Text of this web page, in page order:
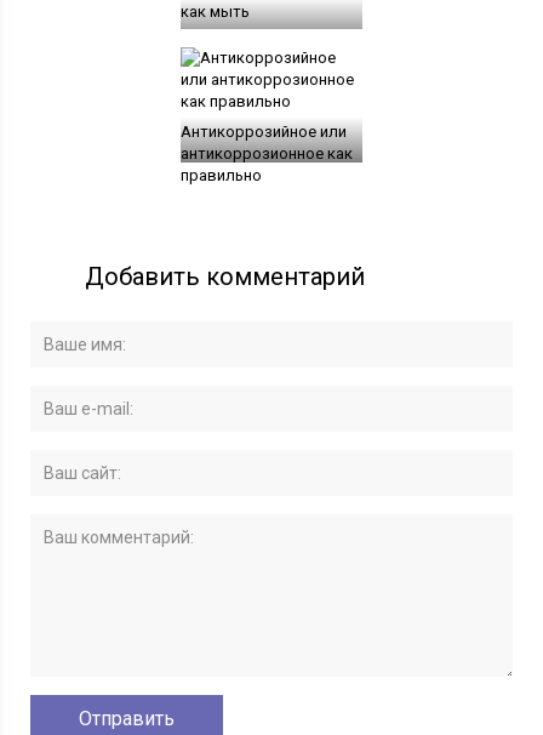
как мыть
Антикоррозийное или
антикоррозионное как
правильно
Добавить комментарий